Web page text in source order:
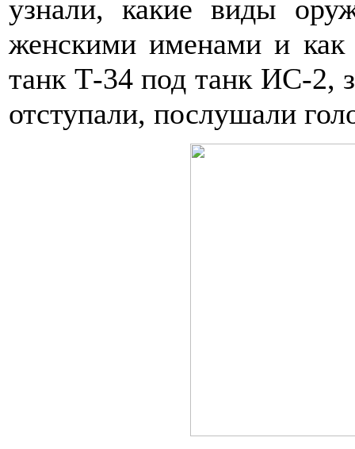
узнали, какие виды
женскими именами и как
танк Т-34 под танк ИС-2,
отступали, послушали